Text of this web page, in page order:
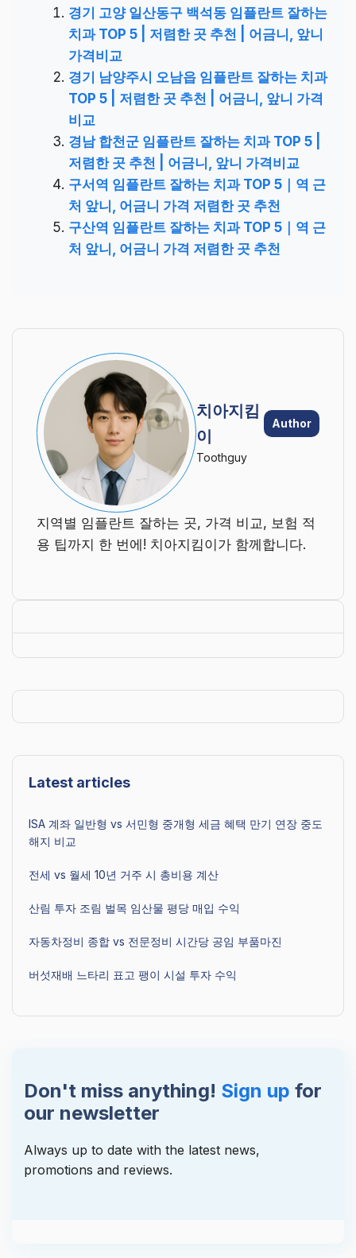
경기 고양 일산동구 백석동 임플란트 잘하는
치과 TOP 5 | 저렴한 곳 추천 | 어금니, 앞니
가격비교
경기 남양주시 오남읍 임플란트 잘하는 치과
TOP 5 | 저렴한 곳 추천 | 어금니, 앞니 가격
비교
경남 합천군 임플란트 잘하는 치과 TOP 5 |
저렴한 곳 추천 | 어금니, 앞니 가격비교
구서역 임플란트 잘하는 치과 TOP 5｜역 근
처 앞니, 어금니 가격 저렴한 곳 추천
구산역 임플란트 잘하는 치과 TOP 5｜역 근
처 앞니, 어금니 가격 저렴한 곳 추천
치아지킴
이
Author
Toothguy
지역별 임플란트 잘하는 곳, 가격 비교, 보험 적
용 팁까지 한 번에! 치아지킴이가 함께합니다.
Latest articles
ISA 계좌 일반형 vs 서민형 중개형 세금 혜택 만기 연장 중도
해지 비교
전세 vs 월세 10년 거주 시 총비용 계산
산림 투자 조림 벌목 임산물 평당 매입 수익
자동차정비 종합 vs 전문정비 시간당 공임 부품마진
버섯재배 느타리 표고 팽이 시설 투자 수익
Don't miss anything! Sign up for
our newsletter
Always up to date with the latest news,
promotions and reviews.